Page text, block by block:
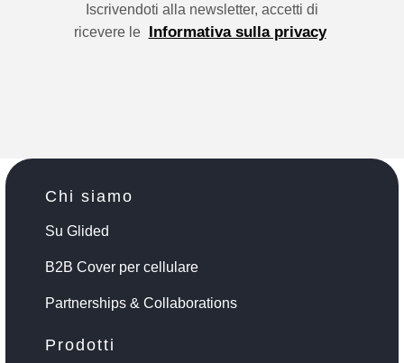
Iscrivendoti alla newsletter, accetti di
ricevere le Informativa sulla privacy
Chi siamo
Su Glided
B2B Cover per cellulare
Partnerships & Collaborations
Prodotti